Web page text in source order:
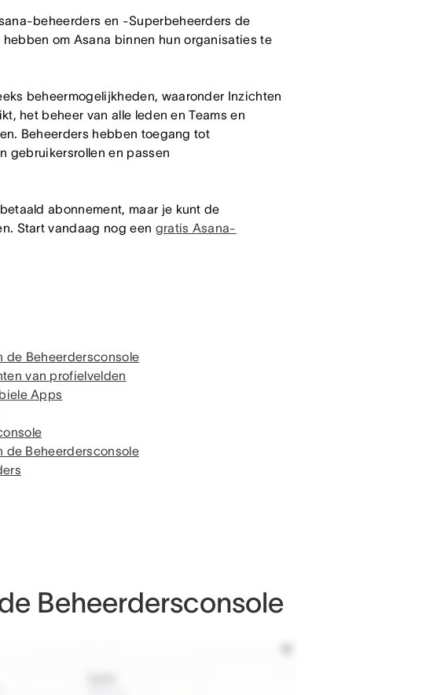
beheerders en -Superbeheerders de
om Asana binnen hun organisaties te
beheermogelijkheden, waaronder Inzichten
het beheer van alle leden en Teams en
Beheerders hebben toegang tot
gebruikersrollen en passen
abonnement, maar je kunt de
Start vandaag nog een gratis Asana-
de Beheerdersconsole
van profielvelden
Apps
de Beheerdersconsole
Beheerdersconsole